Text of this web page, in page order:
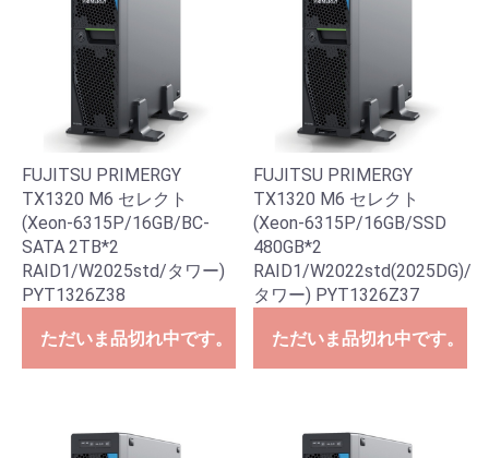
FUJITSU PRIMERGY
TX1320 M6 セレクト
(Xeon-6315P/16GB/BC-
SATA 2TB*2
RAID1/W2025std/タワー)
PYT1326Z38
ただいま品切れ中です。
FUJITSU PRIMERGY
TX1320 M6 セレクト
(Xeon-6315P/16GB/SSD
480GB*2
RAID1/W2022std(2025DG)/
タワー) PYT1326Z37
ただいま品切れ中です。